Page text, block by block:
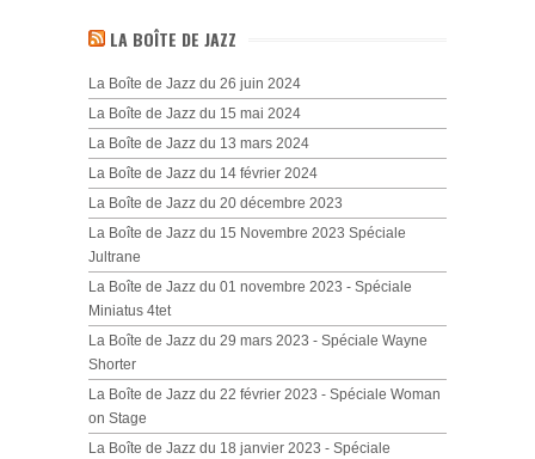
LA BOÎTE DE JAZZ
La Boîte de Jazz du 26 juin 2024
La Boîte de Jazz du 15 mai 2024
La Boîte de Jazz du 13 mars 2024
La Boîte de Jazz du 14 février 2024
La Boîte de Jazz du 20 décembre 2023
La Boîte de Jazz du 15 Novembre 2023 Spéciale
Jultrane
La Boîte de Jazz du 01 novembre 2023 - Spéciale
Miniatus 4tet
La Boîte de Jazz du 29 mars 2023 - Spéciale Wayne
Shorter
La Boîte de Jazz du 22 février 2023 - Spéciale Woman
on Stage
La Boîte de Jazz du 18 janvier 2023 - Spéciale